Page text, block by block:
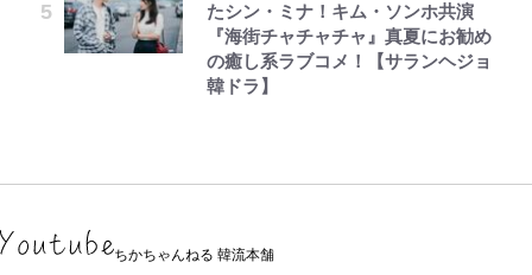
たシン・ミナ！キム・ソンホ共演
『海街チャチャチャ』真夏にお勧め
の癒し系ラブコメ！【サランヘジョ
韓ドラ】
ちかちゃんねる 韓流本舗